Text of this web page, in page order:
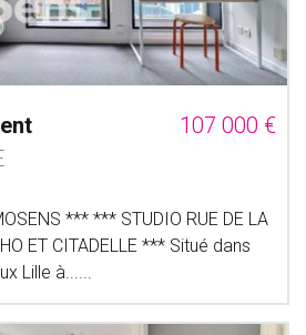
107 000 €
*** *** STUDIO RUE DE LA
ET CITADELLE *** Situé dans
Lille à......